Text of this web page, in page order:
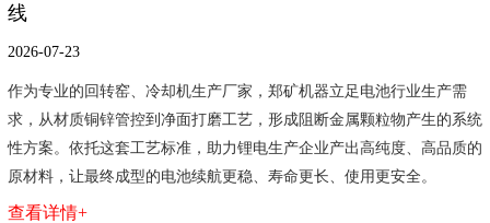
线
2026-07-23
作为专业的回转窑、冷却机生产厂家，郑矿机器立足电池行业生产需
求，从材质铜锌管控到净面打磨工艺，形成阻断金属颗粒物产生的系统
性方案。依托这套工艺标准，助力锂电生产企业产出高纯度、高品质的
原材料，让最终成型的电池续航更稳、寿命更长、使用更安全。
查看详情+